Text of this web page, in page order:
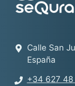
Calle San
España
+34 627